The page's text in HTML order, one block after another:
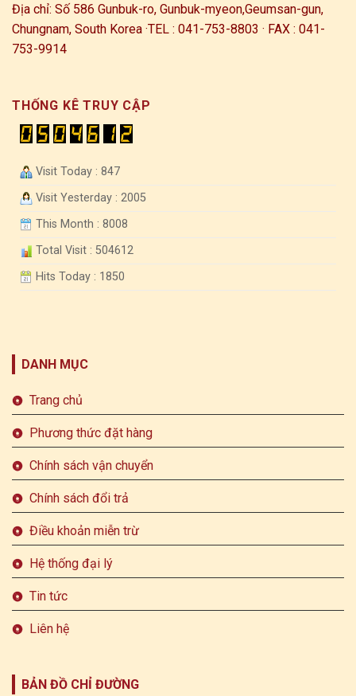
Địa chỉ: Số 586 Gunbuk-ro, Gunbuk-myeon,Geumsan-gun,
Chungnam, South Korea ·TEL : 041-753-8803 · FAX : 041-
753-9914
THỐNG KÊ TRUY CẬP
Visit Today : 847
Visit Yesterday : 2005
This Month : 8008
Total Visit : 504612
Hits Today : 1850
DANH MỤC
Trang chủ
Phương thức đặt hàng
Chính sách vận chuyển
Chính sách đổi trả
Điều khoản miễn trừ
Hệ thống đại lý
Tin tức
Liên hệ
BẢN ĐỒ CHỈ ĐƯỜNG